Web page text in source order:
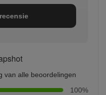
van alle beoordelingen
100%